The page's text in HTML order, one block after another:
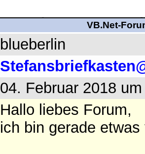
VB.Net-
blueberlin
04. Februar 2018
Hallo liebes Forum,
ich bin gerade